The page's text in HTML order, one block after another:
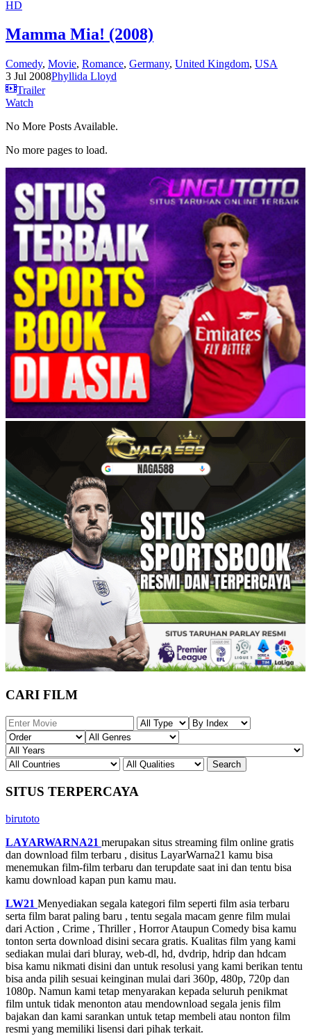
HD
Mamma Mia! (2008)
Comedy, Movie, Romance, Germany, United Kingdom, USA
3 Jul 2008Phyllida Lloyd
Trailer
Watch
No More Posts Available.
No more pages to load.
CARI FILM
SITUS TERPERCAYA
birutoto
LAYARWARNA21 merupakan situs streaming film online gratis
dan download film terbaru , disitus LayarWarna21 kamu bisa
menemukan film-film terbaru dan terupdate saat ini dan tentu bisa
kamu download kapan pun kamu mau.
LW21 Menyediakan segala kategori film seperti film asia terbaru
serta film barat paling baru , tentu segala macam genre film mulai
dari Action , Crime , Thriller , Horror Ataupun Comedy bisa kamu
tonton serta download disini secara gratis. Kualitas film yang kami
sediakan mulai dari bluray, web-dl, hd, dvdrip, hdrip dan hdcam
bisa kamu nikmati disini dan untuk resolusi yang kami berikan tentu
bisa anda pilih sesuai keinginan mulai dari 360p, 480p, 720p dan
1080p. Namun kami tetap menyarakan kepada seluruh penikmat
film untuk tidak menonton atau mendownload segala jenis film
bajakan dan kami sarankan untuk tetap membeli atau nonton film
resmi yang memiliki lisensi dari pihak terkait.